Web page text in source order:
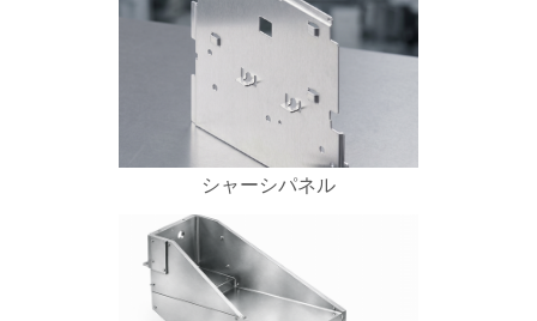
シャーシパネル